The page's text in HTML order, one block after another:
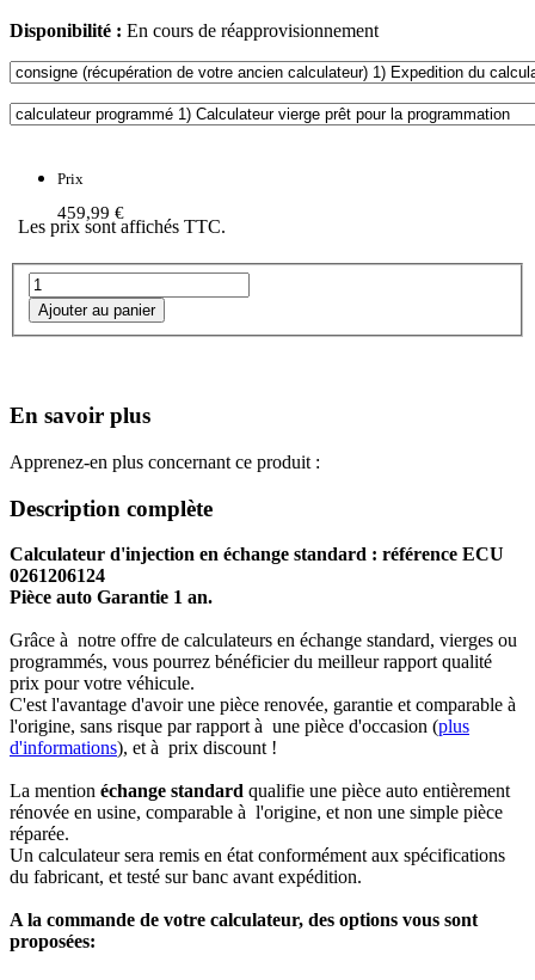
Disponibilité : En cours de réapprovisionnement
Prix
459,99 €
Les prix sont affichés TTC.
En savoir plus
Apprenez-en plus concernant ce produit :
Description complète
Calculateur d'injection en échange standard : référence ECU
0261206124
Pièce auto Garantie 1 an.
Grâce à notre offre de calculateurs en échange standard, vierges ou
programmés, vous pourrez bénéficier du meilleur rapport qualité
prix pour votre véhicule.
C'est l'avantage d'avoir une pièce renovée, garantie et comparable à
l'origine, sans risque par rapport à une pièce d'occasion (plus
d'informations), et à prix discount !
La mention échange standard qualifie une pièce auto entièrement
rénovée en usine, comparable à l'origine, et non une simple pièce
réparée.
Un calculateur sera remis en état conformément aux spécifications
du fabricant, et testé sur banc avant expédition.
A la commande de votre calculateur, des options vous sont
proposées: